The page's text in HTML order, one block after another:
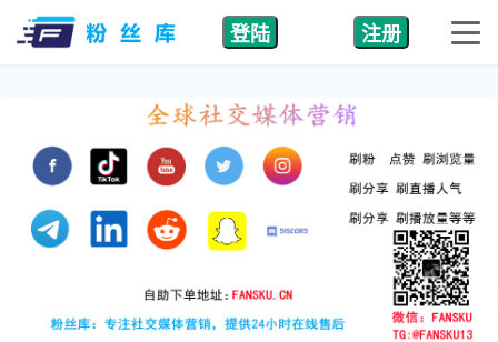
登陆 注册